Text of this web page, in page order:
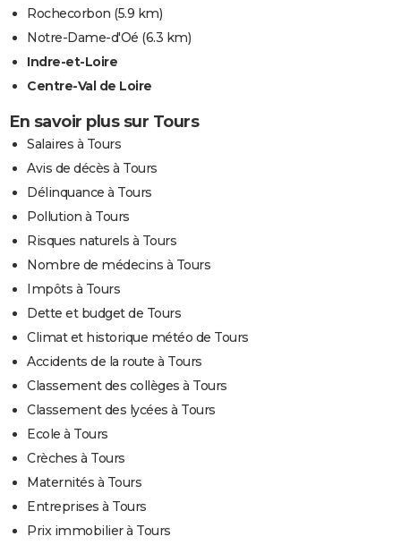
Rochecorbon (5.9 km)
Notre-Dame-d'Oé (6.3 km)
Indre-et-Loire
Centre-Val de Loire
En savoir plus sur Tours
Salaires à Tours
Avis de décès à Tours
Délinquance à Tours
Pollution à Tours
Risques naturels à Tours
Nombre de médecins à Tours
Impôts à Tours
Dette et budget de Tours
Climat et historique météo de Tours
Accidents de la route à Tours
Classement des collèges à Tours
Classement des lycées à Tours
Ecole à Tours
Crèches à Tours
Maternités à Tours
Entreprises à Tours
Prix immobilier à Tours